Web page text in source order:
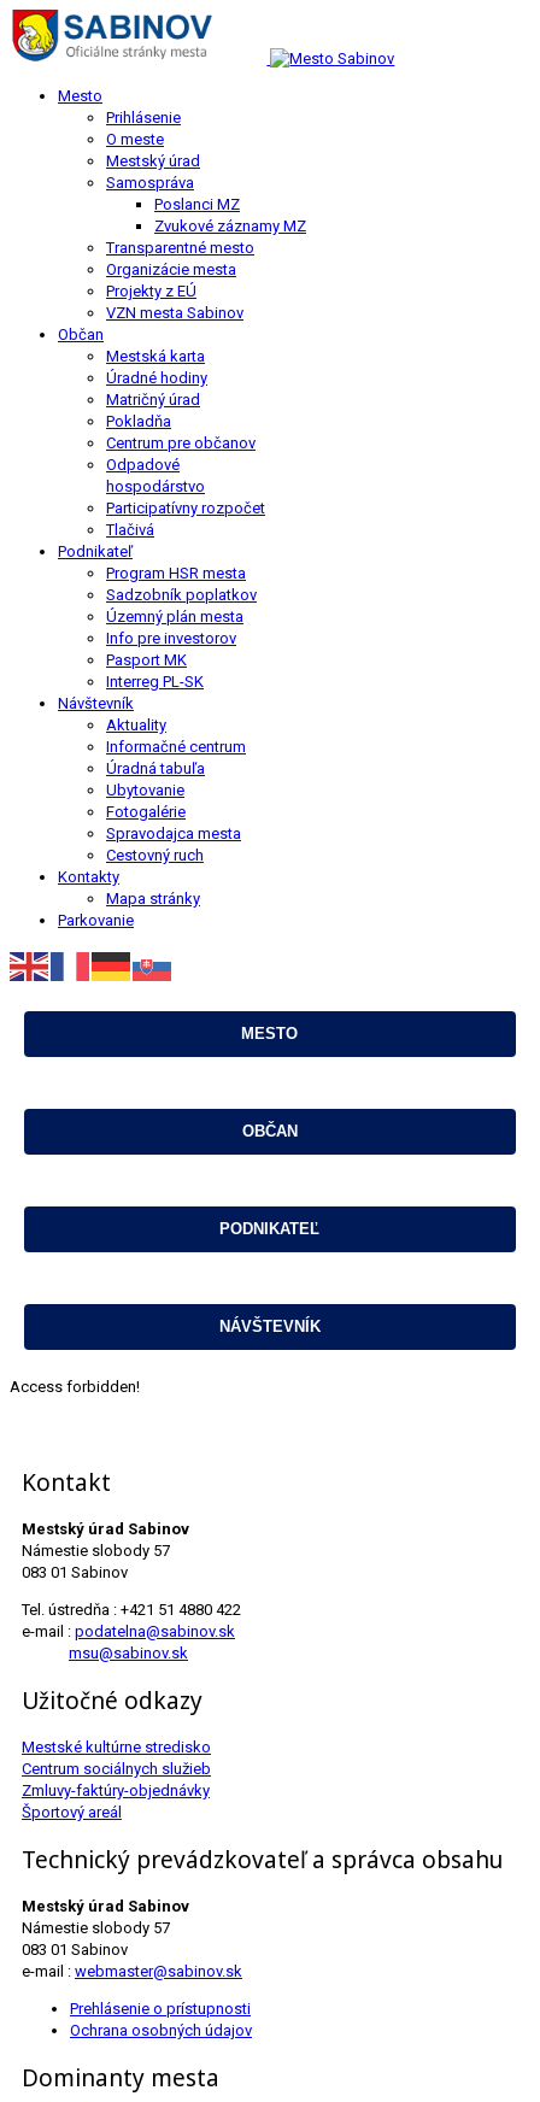
Mesto
Prihlásenie
O meste
Mestský úrad
Samospráva
Poslanci MZ
Zvukové záznamy MZ
Transparentné mesto
Organizácie mesta
Projekty z EÚ
VZN mesta Sabinov
Občan
Mestská karta
Úradné hodiny
Matričný úrad
Pokladňa
Centrum pre občanov
Odpadové
hospodárstvo
Participatívny rozpočet
Tlačivá
Podnikateľ
Program HSR mesta
Sadzobník poplatkov
Územný plán mesta
Info pre investorov
Pasport MK
Interreg PL-SK
Návštevník
Aktuality
Informačné centrum
Úradná tabuľa
Ubytovanie
Fotogalérie
Spravodajca mesta
Cestovný ruch
Kontakty
Mapa stránky
Parkovanie
Access forbidden!
Kontakt
Mestský úrad Sabinov
Námestie slobody 57
083 01 Sabinov
Tel. ústredňa : +421 51 4880 422
e-mail : podatelna@sabinov.sk
msu@sabinov.sk
Užitočné odkazy
Mestské kultúrne stredisko
Centrum sociálnych služieb
Zmluvy-faktúry-objednávky
Športový areál
Technický prevádzkovateľ a správca obsahu
Mestský úrad Sabinov
Námestie slobody 57
083 01 Sabinov
e-mail : webmaster@sabinov.sk
Prehlásenie o prístupnosti
Ochrana osobných údajov
Dominanty mesta